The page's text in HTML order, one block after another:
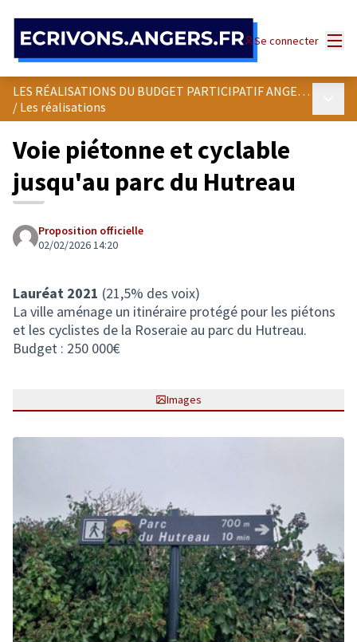
Se connecter
LES RÉALISATIONS DU BUDGET PARTICIPATIF ANGEVIN
/ Les réalisations
Voie piétonne et cyclable
jusqu'au parc du Hutreau
Proposition officielle
02/02/2026 14:20
Lauréat 2021 (21,5% des voix)
La ville aménage un itinéraire protégé pour les piétons
et les cyclistes de la Roseraie au parc du Hutreau.
Budget : 250 000€
Images